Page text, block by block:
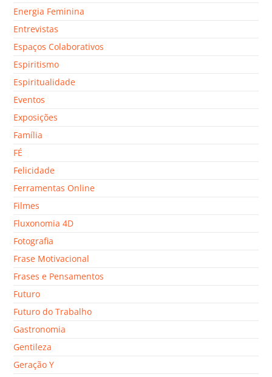
Energia Feminina
Entrevistas
Espaços Colaborativos
Espiritismo
Espiritualidade
Eventos
Exposições
Família
FÉ
Felicidade
Ferramentas Online
Filmes
Fluxonomia 4D
Fotografia
Frase Motivacional
Frases e Pensamentos
Futuro
Futuro do Trabalho
Gastronomia
Gentileza
Geração Y